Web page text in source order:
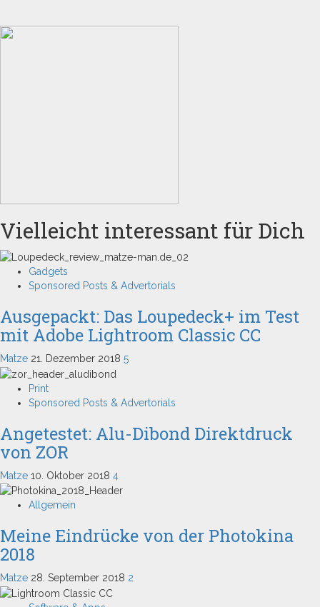
Vielleicht interessant für Dich
Gadgets
Sponsored Posts & Advertorials
Ausgepackt: Das Loupedeck+ im Test
mit Adobe Lightroom Classic CC
Matze 21. Dezember 2018 5
Print
Sponsored Posts & Advertorials
Angetestet: Alu-Dibond Direktdruck
von ZOR
Matze 10. Oktober 2018 4
Allgemein
Meine Eindrücke von der Photokina
2018
Matze 28. September 2018 2